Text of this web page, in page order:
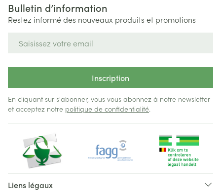
Bulletin d’information
Restez informé des nouveaux produits et promotions
Inscription
En cliquant sur s'abonner, vous vous abonnez à notre newsletter
et acceptez notre politique de confidentialité.
Liens légaux